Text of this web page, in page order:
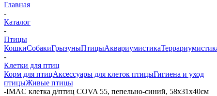
Главная
-
Каталог
-
Птицы
КошкиСобакиГрызуныПтицыАквариумистика
-
Клетки для птиц
Корм для птицАксессуары для клеток птицыГигиена и уход
птицыЖивые птицы
-IMAC клетка д/птиц COVA 55, пепельно-синий, 58х31х40см